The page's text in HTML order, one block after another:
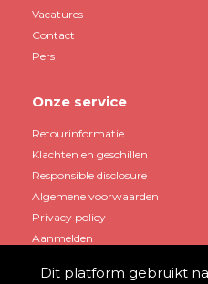
Vacatures
Contact
Pers
Onze service
Retourinformatie
Klachten en geschillen
Responsible disclosure
Algemene voorwaarden
Privacy policy
Aanmelden
Dit platform gebruikt